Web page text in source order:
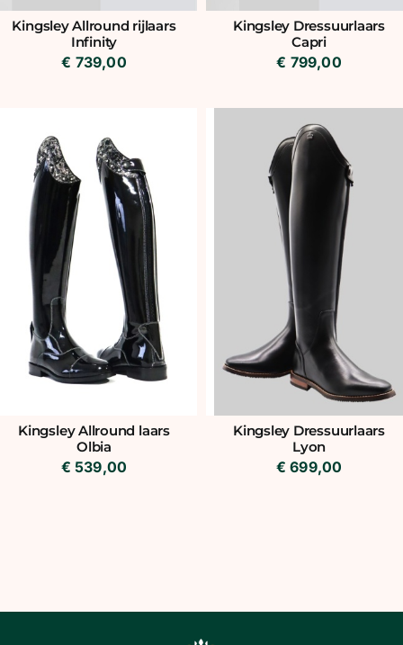
Kingsley Allround rijlaars
Infinity
€ 739,00
Kingsley Dressuurlaars
Capri
€ 799,00
Kingsley Allround laars
Olbia
€ 539,00
Kingsley Dressuurlaars
Lyon
€ 699,00